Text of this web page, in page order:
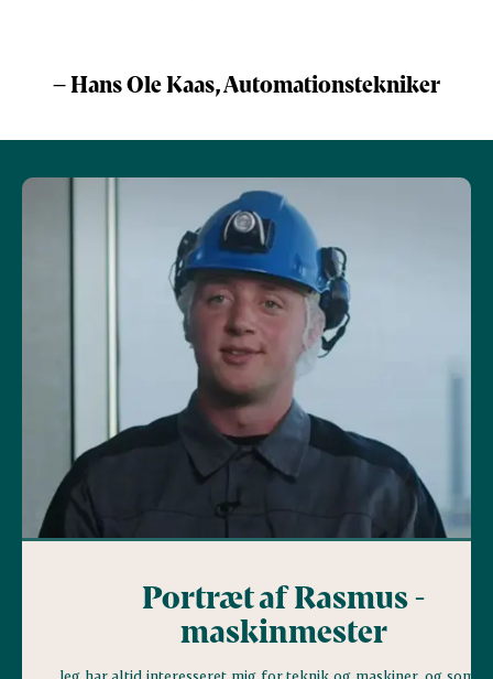
– Hans Ole Kaas, Automationstekniker
Portræt af Rasmus -
maskinmester
Jeg har altid interesseret mig for teknik og maskiner, og som